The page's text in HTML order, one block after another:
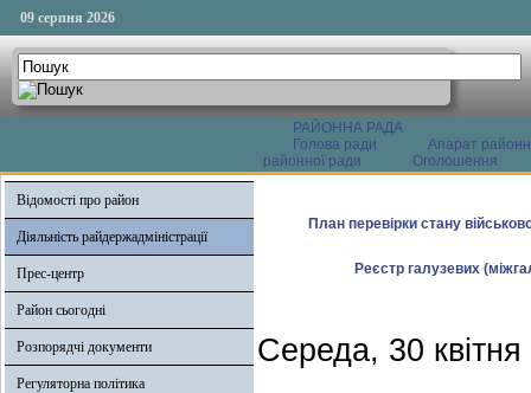
09 серпня 2026
РАЙОННА РАДА
Голова ради
Апарат
районної ради
Оголошення
Відомості про район
Діяльність райдержадміністрації
Прес-центр
Район сьогодні
Розпорядчі документи
Регуляторна політика
План перевірки стану
Реєстр галузевих
Середа, 30